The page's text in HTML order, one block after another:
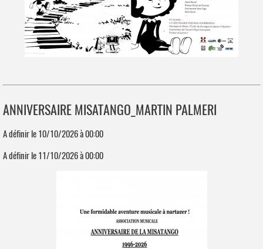
ANNIVERSAIRE MISATANGO_MARTIN PALMERI
A définir le 10/10/2026 à 00:00
A définir le 11/10/2026 à 00:00